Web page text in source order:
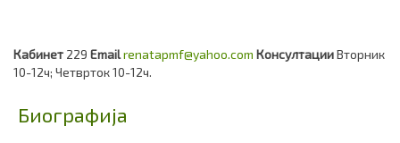
Кабинет 229 Emailrenatapmf@yahoo.com КонсултацииВторник
10-12ч; Четврток 10-12ч.
Биографија